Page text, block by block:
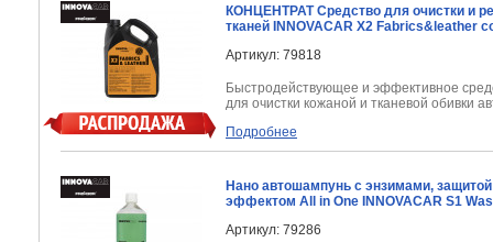
КОНЦЕНТРАТ Средство для очистки и
тканей INNOVACAR X2 Fabrics&leather
Артикул: 79818
Быстродействующее и эффективное
для очистки кожаной и тканевой обивки
Подробнее
Нано автошампунь с энзимами,
эффектом All in One INNOVACAR S1
Артикул: 79286